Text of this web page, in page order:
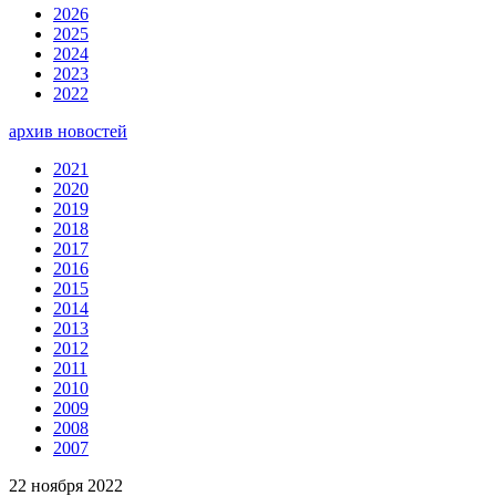
2026
2025
2024
2023
2022
архив новостей
2021
2020
2019
2018
2017
2016
2015
2014
2013
2012
2011
2010
2009
2008
2007
22 ноября 2022